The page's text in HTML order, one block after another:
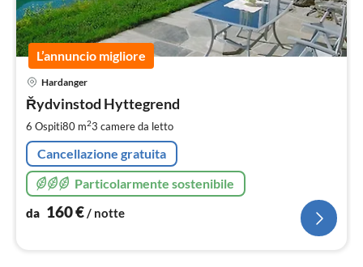
L’annuncio migliore
Hardanger
Řydvinstod Hyttegrend
6 Ospiti80 m23 camere da letto
Cancellazione gratuita
Particolarmente sostenibile
da 160€/ notte